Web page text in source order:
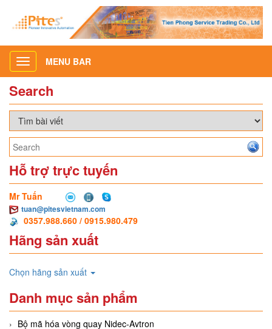
Toggle
navigation
MENU BAR
Search
Hỗ trợ trực tuyến
Mr Tuấn
tuan@pitesvietnam.com
0357.988.660 / 0915.980.479
Hãng sản xuất
Chọn hãng sản xuất
Danh mục sản phẩm
Bộ mã hóa vòng quay Nidec-Avtron